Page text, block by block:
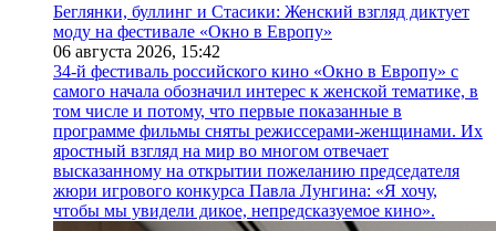
Беглянки, буллинг и Стасики: Женский взгляд диктует
моду на фестивале «Окно в Европу»
06 августа 2026, 15:42
34-й фестиваль российского кино «Окно в Европу» с
самого начала обозначил интерес к женской тематике, в
том числе и потому, что первые показанные в
программе фильмы сняты режиссерами-женщинами. Их
яростный взгляд на мир во многом отвечает
высказанному на открытии пожеланию председателя
жюри игрового конкурса Павла Лунгина: «Я хочу,
чтобы мы увидели дикое, непредсказуемое кино».